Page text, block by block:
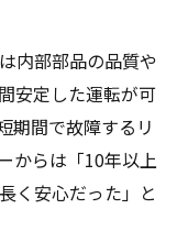
メーカーの選
カーの特徴と
ない選定法
カー選定の関
内部部品の品質や
安定した運転が可
期間で故障するリ
からは「10年以上
く安心だった」と